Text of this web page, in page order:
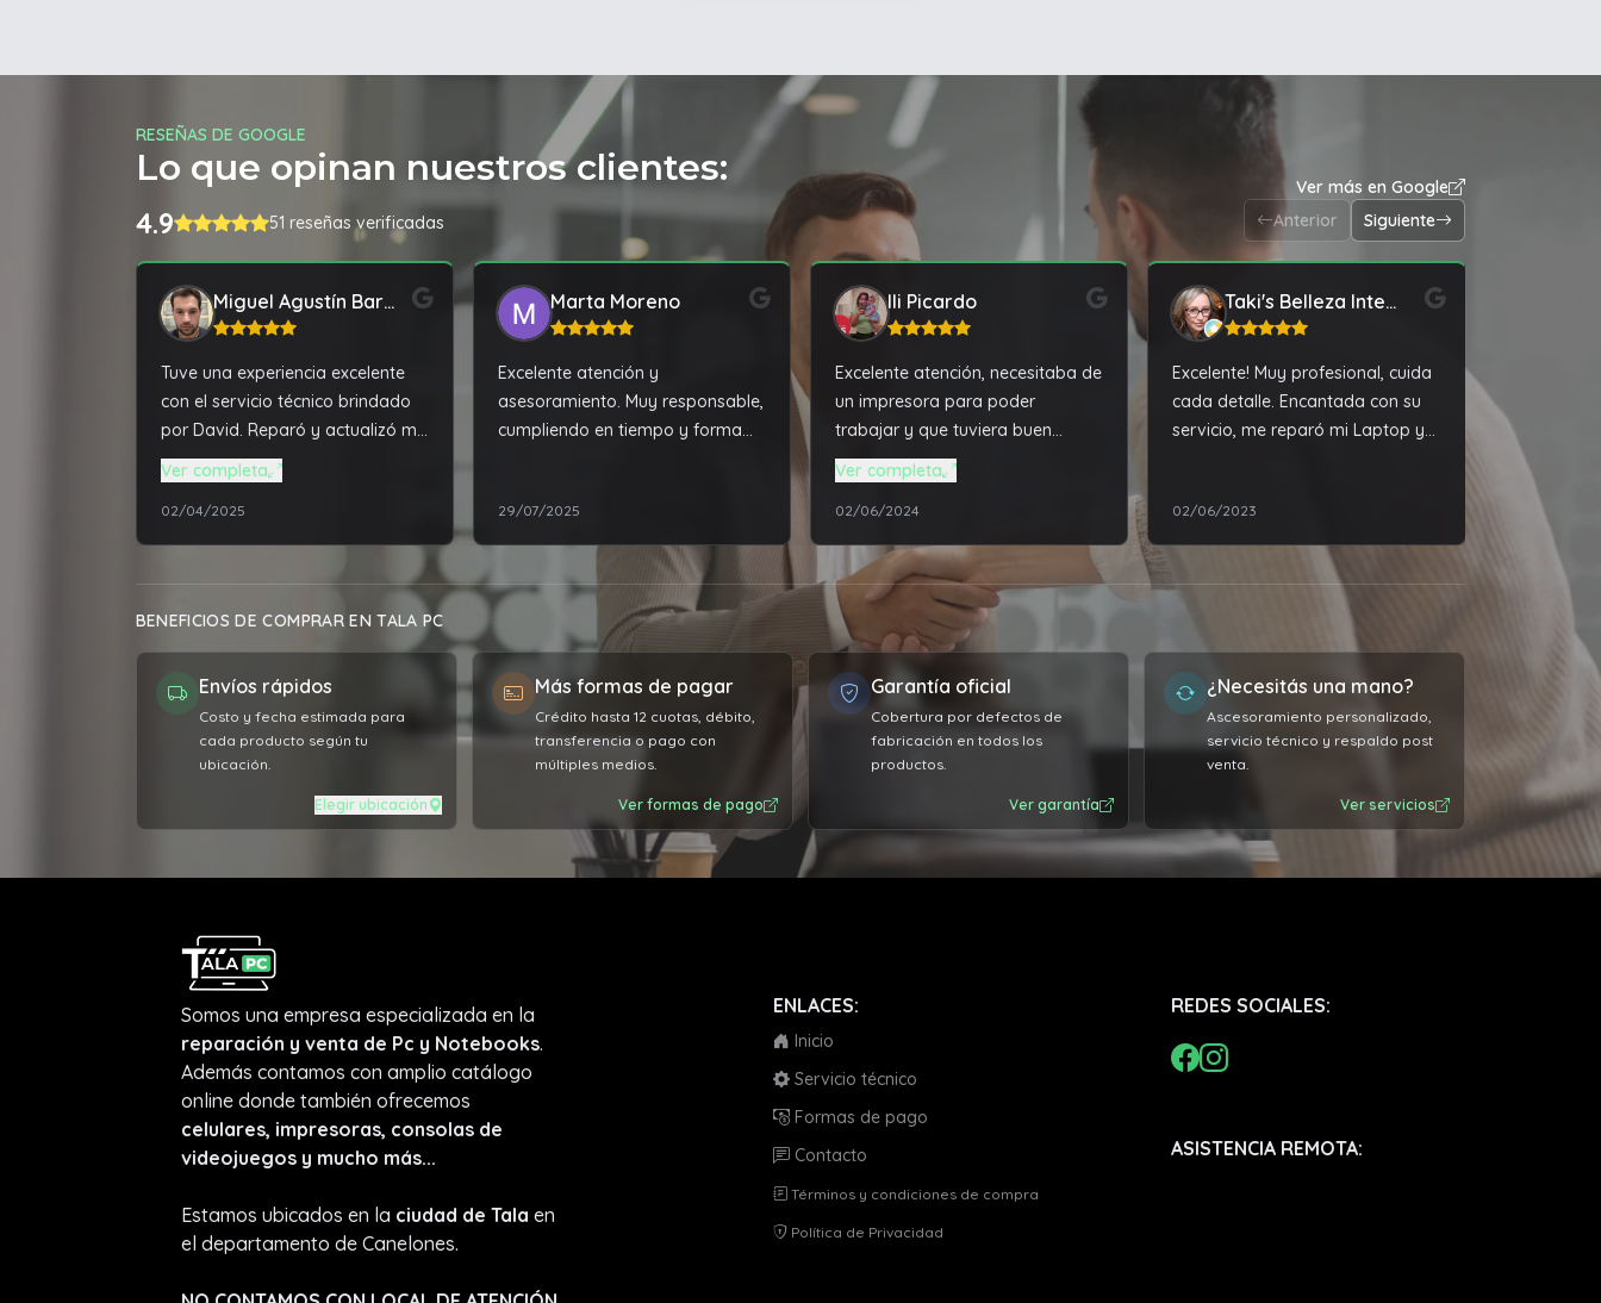
RESEÑAS DE GOOGLE
Lo que opinan nuestros clientes:
4.9 51 reseñas verificadas
Ver más en Google
Anterior
Siguiente
Miguel Agustín Barrios
Tuve una experiencia excelente
con el servicio técnico brindado
por David. Reparó y actualizó mi
notebook que tenía mas de 3
años en desuso, dejándola con
un rendimiento mucho mayor al
que traía de fábrica.
Ver completa
02/04/2025
Marta Moreno
Excelente atención y
asesoramiento. Muy responsable,
cumpliendo en tiempo y forma
100% recomendable!!!
29/07/2025
Ili Picardo
Excelente atención, necesitaba de
un impresora para poder
trabajar y que tuviera buen
funcionamiento, Tala PC me dio
la mejor solución a un precio
super accesible. Además de
solucionarme todos los
problemas técnico de mi
computadora que ya tiene varios
años, super recomendable el
servicio.
Ver completa
02/06/2024
Taki's Belleza Integral
Excelente! Muy profesional, cuida
cada detalle. Encantada con su
servicio, me reparó mi Laptop y
02/06/2023 27/06/2023
BENEFICIOS DE COMPRAR EN TALA PC
Envíos rápidos
Costo y fecha estimada para
cada producto según tu
ubicación.
Elegir ubicación
Más formas de pagar
Crédito hasta 12 cuotas, débito,
transferencia o pago con
múltiples medios.
Ver formas de pago
Garantía oficial
Cobertura por defectos de
fabricación en todos los
productos.
Ver garantía
¿Necesitás una mano?
Ascesoramiento personalizado,
servicio técnico y respaldo post
venta.
Ver servicios
Somos una empresa especializada en la
reparación y venta de Pc y Notebooks.
Además contamos con amplio catálogo
online donde también ofrecemos
celulares, impresoras, consolas de
videojuegos y mucho más...
Estamos ubicados en la ciudad de Tala en
el departamento de Canelones.
ENLACES:
Inicio
Servicio técnico
Formas de pago
Contacto
Términos y condiciones de compra
Política de Privacidad
REDES SOCIALES:
ASISTENCIA REMOTA: